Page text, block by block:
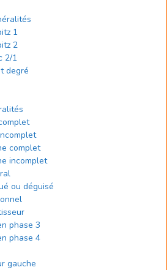
1
2
2/1
degré
complet
incomplet
ou déguisé
phase 3
phase 4
gauche